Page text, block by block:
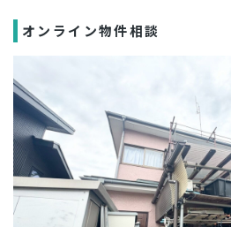
オンライン物件相談